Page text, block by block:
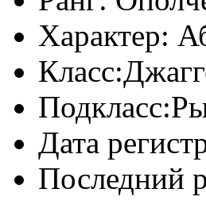
Характер:
Класс:
Подкласс:
Дата
Последний